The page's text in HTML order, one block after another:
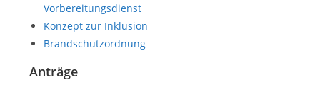
Vorbereitungsdienst
Konzept zur Inklusion
Brandschutzordnung
Anträge